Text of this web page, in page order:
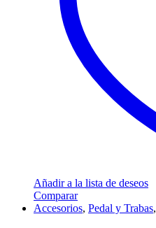
Añadir a la lista de deseos
Comparar
Accesorios, Pedal y Trabas,